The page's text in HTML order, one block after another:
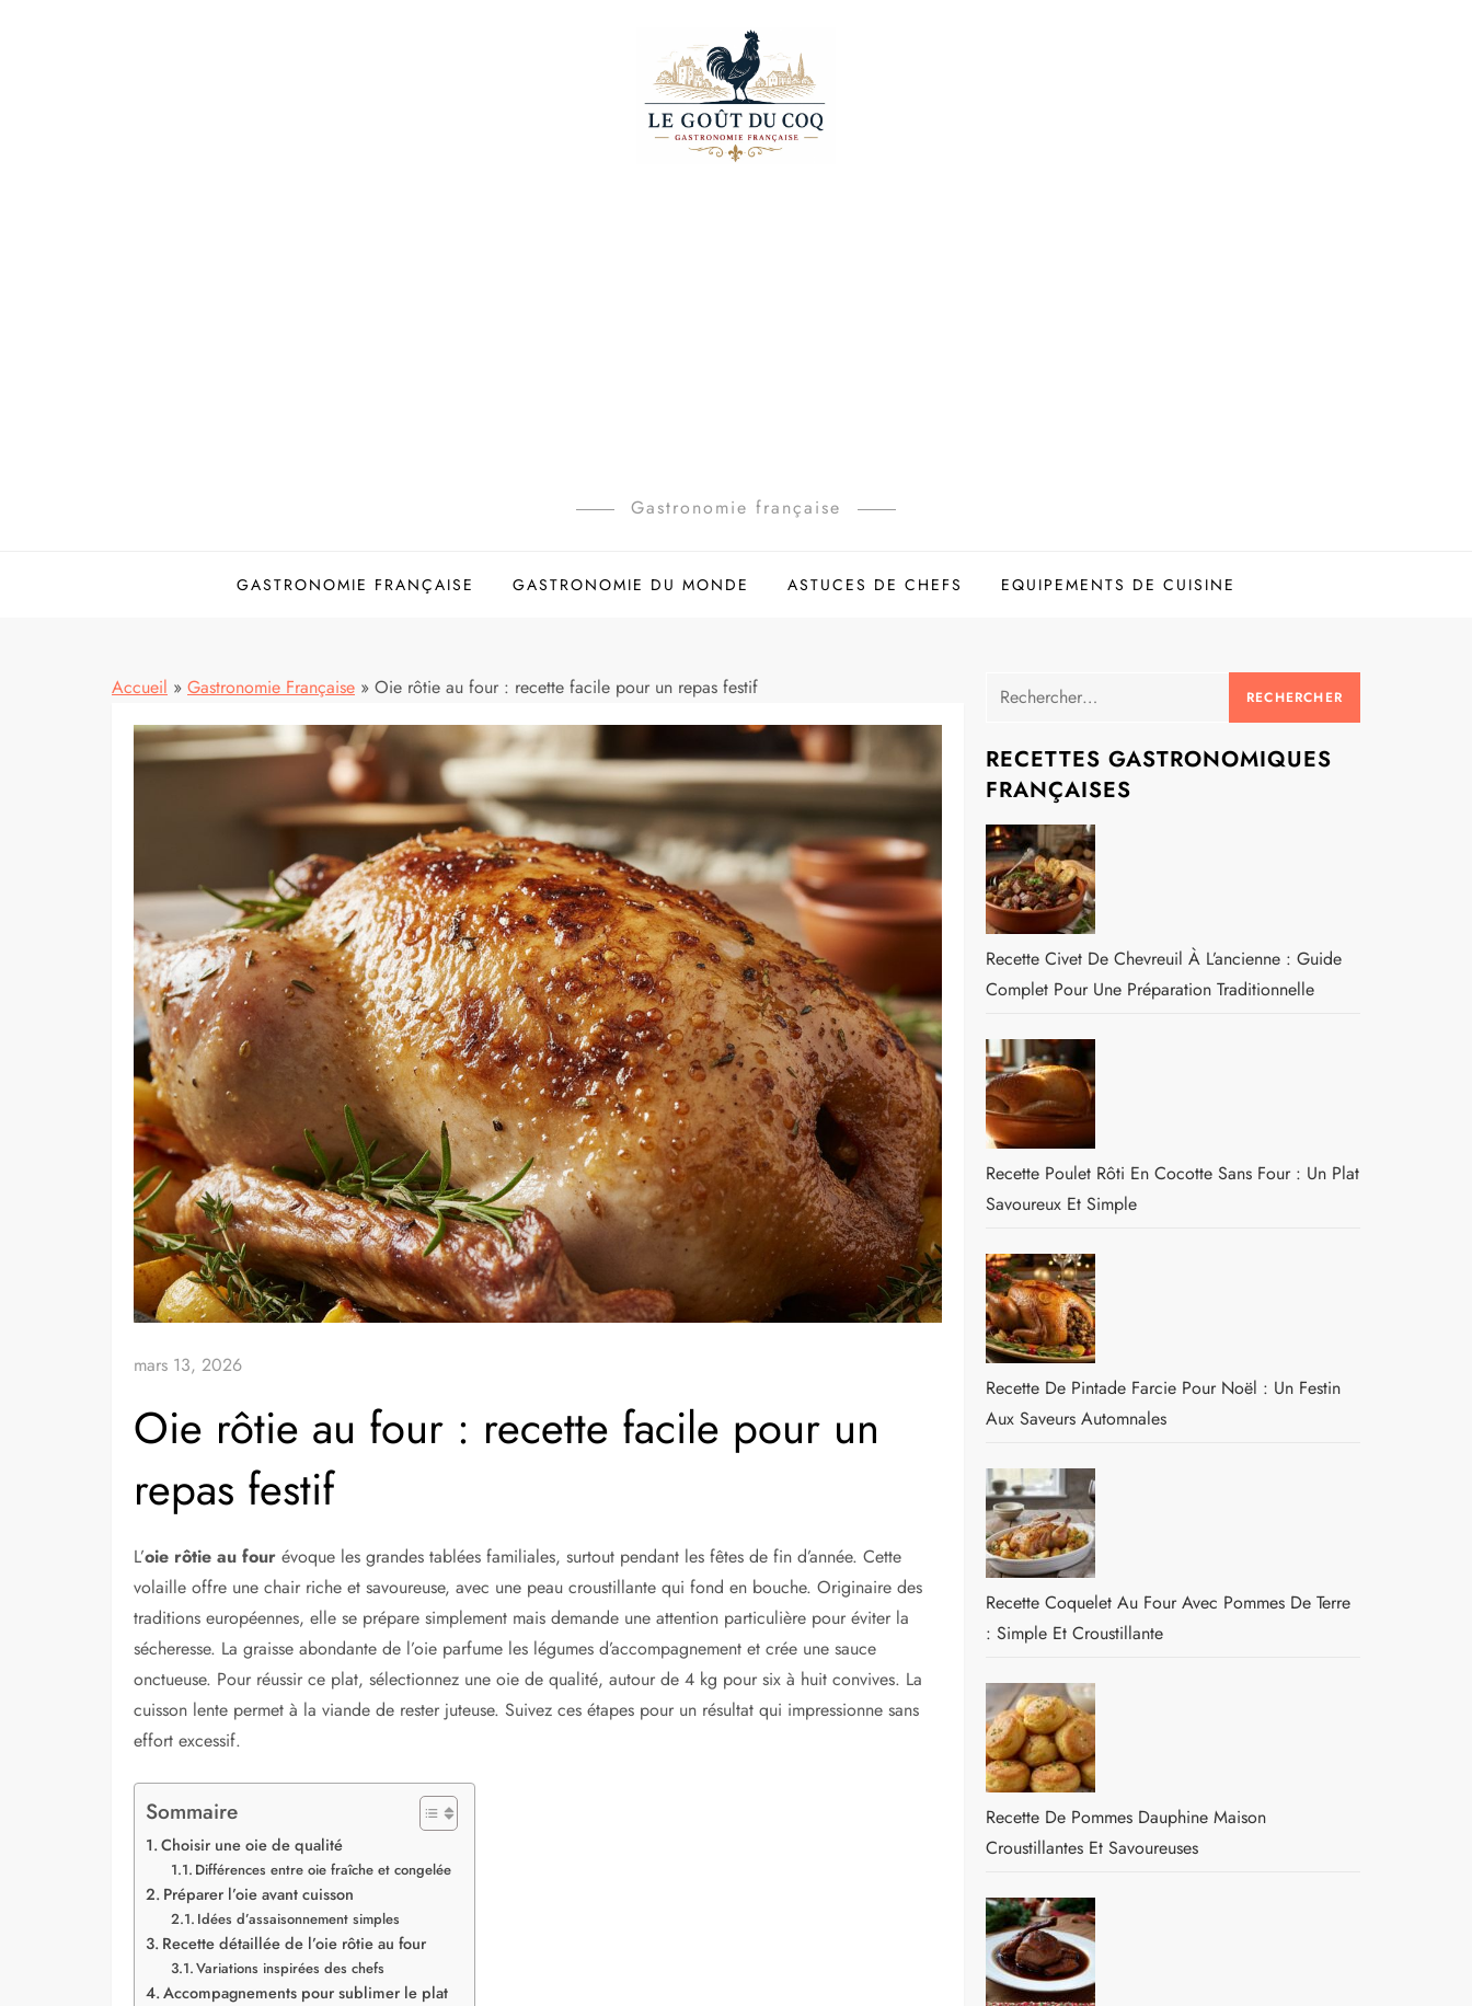
Gastronomie française
GASTRONOMIE FRANÇAISE GASTRONOMIE DU MONDE ASTUCES DE CHEFS EQUIPEMENTS DE CUISINE
Accueil » Gastronomie Française » Oie rôtie au four : recette facile pour un repas festif
mars 13, 2026
Oie rôtie au four : recette facile pour un
repas festif
L’oie rôtie au four évoque les grandes tablées familiales, surtout pendant les fêtes de fin d’année. Cette
volaille offre une chair riche et savoureuse, avec une peau croustillante qui fond en bouche. Originaire des
traditions européennes, elle se prépare simplement mais demande une attention particulière pour éviter la
sécheresse. La graisse abondante de l’oie parfume les légumes d’accompagnement et crée une sauce
onctueuse. Pour réussir ce plat, sélectionnez une oie de qualité, autour de 4 kg pour six à huit convives. La
cuisson lente permet à la viande de rester juteuse. Suivez ces étapes pour un résultat qui impressionne sans
effort excessif.
Sommaire
Choisir une oie de qualité
Différences entre oie fraîche et congelée
Préparer l’oie avant cuisson
Idées d’assaisonnement simples
Recette détaillée de l’oie rôtie au four
Variations inspirées des chefs
Accompagnements pour sublimer le plat
Rechercher :
RECETTES GASTRONOMIQUES
FRANÇAISES
Recette Civet De Chevreuil À L’ancienne : Guide
Complet Pour Une Préparation Traditionnelle
Recette Poulet Rôti En Cocotte Sans Four : Un Plat
Savoureux Et Simple
Recette De Pintade Farcie Pour Noël : Un Festin
Aux Saveurs Automnales
Recette Coquelet Au Four Avec Pommes De Terre
: Simple Et Croustillante
Recette De Pommes Dauphine Maison
Croustillantes Et Savoureuses